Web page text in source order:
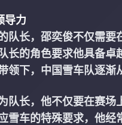
导力
队长，邵奕俊不仅需
长的角色要求他具备
领下，中国雪车队逐渐
队长，他不仅要在赛
雪车的特殊要求，他经